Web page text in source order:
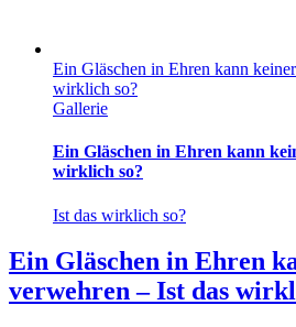
Ein Gläschen in Ehren kann
wirklich so?
Gallerie
Ein Gläschen in Ehren kann
wirklich so?
Ist das wirklich so?
Ein Gläschen in Ehren
verwehren – Ist das